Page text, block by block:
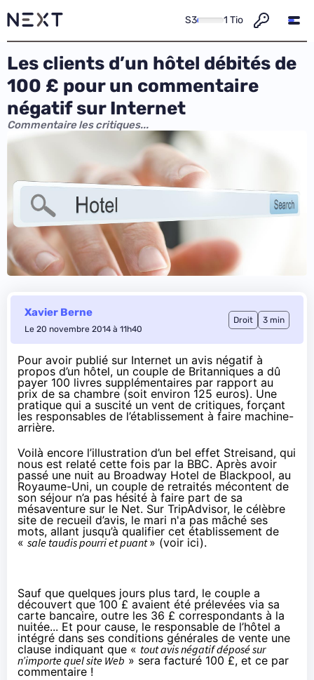
S3 1 Tio
Les clients d’un hôtel débités de
100 £ pour un commentaire
négatif sur Internet
Commentaire les critiques...
Xavier Berne
Le 20 novembre 2014 à 11h40
Droit 3 min
Pour avoir publié sur Internet un avis négatif à
propos d’un hôtel, un couple de Britanniques a dû
payer 100 livres supplémentaires par rapport au
prix de sa chambre (soit environ 125 euros). Une
pratique qui a suscité un vent de critiques, forçant
les responsables de l’établissement à faire machine-
arrière.
Voilà encore l’illustration d’un bel effet Streisand, qui
nous est relaté cette fois par la BBC. Après avoir
passé une nuit au Broadway Hotel de Blackpool, au
Royaume-Uni, un couple de retraités mécontent de
son séjour n’a pas hésité à faire part de sa
mésaventure sur le Net. Sur TripAdvisor, le célèbre
site de recueil d’avis, le mari n'a pas mâché ses
mots, allant jusqu’à qualifier cet établissement de
« sale taudis pourri et puant» (voir ici).
Sauf que quelques jours plus tard, le couple a
découvert que 100 £ avaient été prélevées via sa
carte bancaire, outre les 36 £ correspondants à la
nuitée... Et pour cause, le responsable de l’hôtel a
intégré dans ses conditions générales de vente une
clause indiquant que « tout avis négatif déposé sur
n’importe quel site Web » sera facturé 100 £, et ce par
commentaire !